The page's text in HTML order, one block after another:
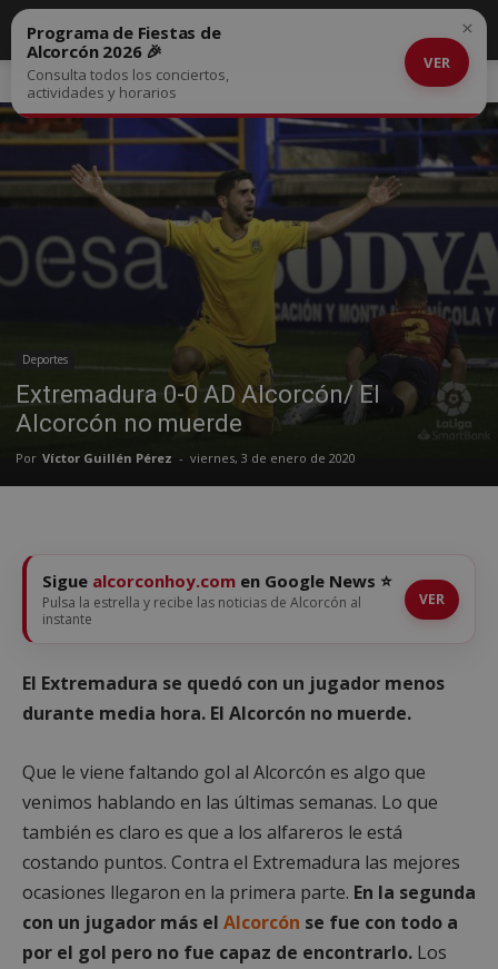
Inicio Deportes
Deportes
Extremadura 0-0 AD Alcorcón/ El
Alcorcón no muerde
Por Víctor Guillén Pérez - viernes, 3 de enero de 2020
Programa de Fiestas de
Alcorcón 2026 🎉
Consulta todos los conciertos,
actividades y horarios
VER
×
Sigue alcorconhoy.com en Google News ⭐
Pulsa la estrella y recibe las noticias de Alcorcón al
instante
VER
El Extremadura se quedó con un jugador menos
durante media hora. El Alcorcón no muerde.
Que le viene faltando gol al Alcorcón es algo que
venimos hablando en las últimas semanas. Lo que
también es claro es que a los alfareros le está
costando puntos. Contra el Extremadura las mejores
ocasiones llegaron en la primera parte. En la segunda
con un jugador más el Alcorcón se fue con todo a
por el gol pero no fue capaz de encontrarlo. Los